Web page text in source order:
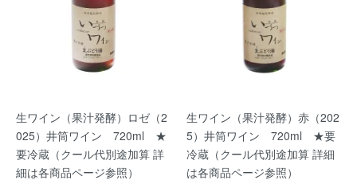
生ワイン（果汁発酵）ロゼ（2
025）井筒ワイン 720ml ★
要冷蔵（クール代別途加算 詳
細は各商品ページ参照）
生ワイン（果汁発酵）赤（202
5）井筒ワイン 720ml ★要
冷蔵（クール代別途加算 詳細
は各商品ページ参照）